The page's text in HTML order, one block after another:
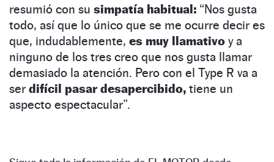
resumió con su simpatía habitual: “Nos gusta
todo, así que lo único que se me ocurre decir es
que, indudablemente, es muy llamativo y a
ninguno de los tres creo que nos gusta llamar
demasiado la atención. Pero con el Type R va a
ser difícil pasar desapercibido, tiene un
aspecto espectacular”.